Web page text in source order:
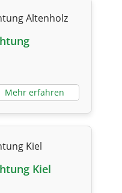
Mehr erfahren
Kiel